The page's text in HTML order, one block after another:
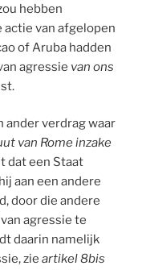
hebben
van afgelopen
of Aruba hadden
agressie van ons
ander verdrag waar
van Rome inzake
dat een Staat
aan een andere
door die andere
agressie te
daarin namelijk
zie artikel 8bis